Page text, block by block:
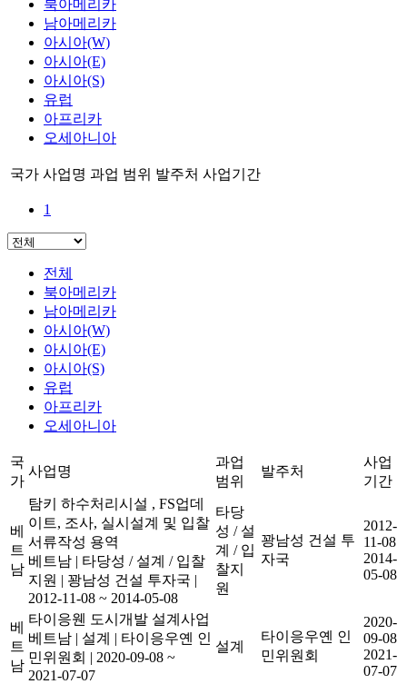
북아메리카
남아메리카
아시아(W)
아시아(E)
아시아(S)
유럽
아프리카
오세아니아
국가 사업명 과업 범위 발주처 사업기간
1
전체
북아메리카
남아메리카
아시아(W)
아시아(E)
아시아(S)
유럽
아프리카
오세아니아
국
가
사업명
과업
범위
발주처
사업
기간
베
트
남
탐키 하수처리시설 , FS업데
이트, 조사, 실시설계 및 입찰
서류작성 용역
베트남 | 타당성 / 설계 / 입찰
지원 | 꽝남성 건설 투자국 |
2012-11-08 ~ 2014-05-08
타당
성 / 설
계 / 입
찰지
원
꽝남성 건설 투
자국
2012-
11-08
2014-
05-08
베
트
남
타이응웬 도시개발 설계사업
베트남 | 설계 | 타이응우옌 인
민위원회 | 2020-09-08 ~
2021-07-07
설계
타이응우옌 인
민위원회
2020-
09-08
2021-
07-07